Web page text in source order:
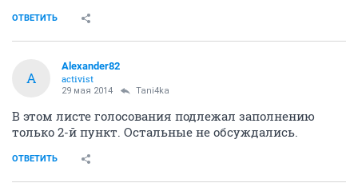
ОТВЕТИТЬ
A
Alexander82
activist
29 мая 2014 Tani4ka
В этом листе голосования подлежал заполнению
только 2-й пункт. Остальные не обсуждались.
ОТВЕТИТЬ